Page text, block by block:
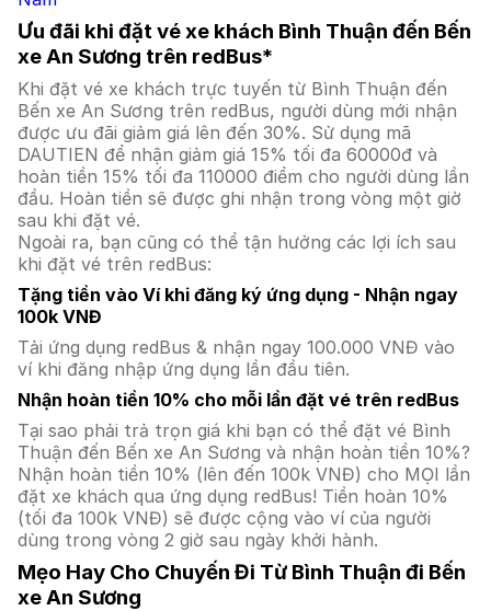
Ưu đãi khi đặt vé xe khách Bình Thuận đến Bến
xe An Sương trên redBus*
Khi đặt vé xe khách trực tuyến từ Bình Thuận đến
Bến xe An Sương trên redBus, người dùng mới nhận
được ưu đãi giảm giá lên đến 30%. Sử dụng mã
DAUTIEN để nhận giảm giá 15% tối đa 60000đ và
hoàn tiền 15% tối đa 110000 điểm cho người dùng lần
đầu. Hoàn tiền sẽ được ghi nhận trong vòng một giờ
sau khi đặt vé.
Ngoài ra, bạn cũng có thể tận hưởng các lợi ích sau
khi đặt vé trên redBus:
Tặng tiền vào Ví khi đăng ký ứng dụng - Nhận ngay
100k VNĐ
Tải ứng dụng redBus & nhận ngay 100.000 VNĐ vào
ví khi đăng nhập ứng dụng lần đầu tiên.
Nhận hoàn tiền 10% cho mỗi lần đặt vé trên redBus
Tại sao phải trả trọn giá khi bạn có thể đặt vé Bình
Thuận đến Bến xe An Sương và nhận hoàn tiền 10%?
Nhận hoàn tiền 10% (lên đến 100k VNĐ) cho MỌI lần
đặt xe khách qua ứng dụng redBus! Tiền hoàn 10%
(tối đa 100k VNĐ) sẽ được cộng vào ví của người
dùng trong vòng 2 giờ sau ngày khởi hành.
Mẹo Hay Cho Chuyến Đi Từ Bình Thuận đi Bến
xe An Sương